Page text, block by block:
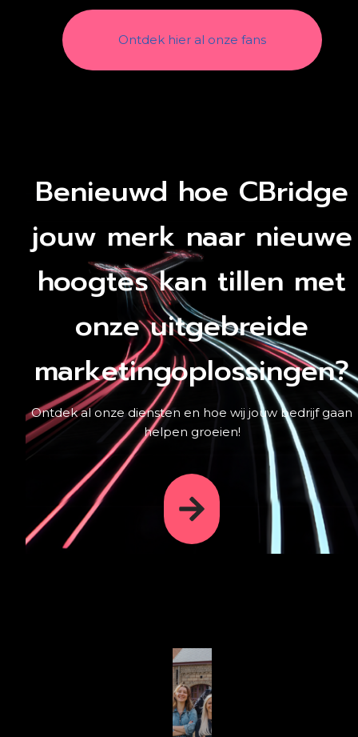
Ontdek hier al onze fans
Benieuwd hoe CBridge
jouw merk naar nieuwe
hoogtes kan tillen met
onze uitgebreide
marketingoplossingen?
Ontdek al onze diensten en hoe wij jouw bedrijf gaan
helpen groeien!